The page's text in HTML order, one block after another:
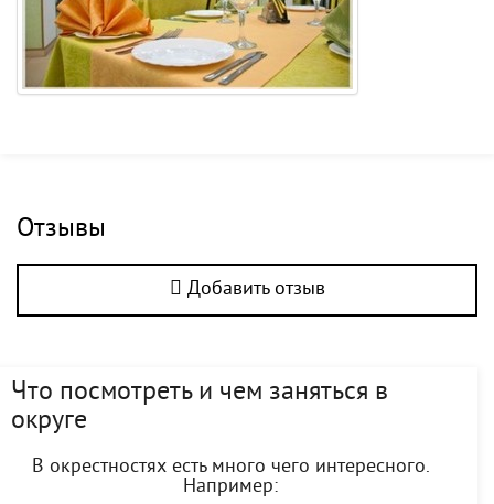
Отзывы
Добавить отзыв
Что посмотреть и чем заняться в
округе
В окрестностях есть много чего интересного.
Например: